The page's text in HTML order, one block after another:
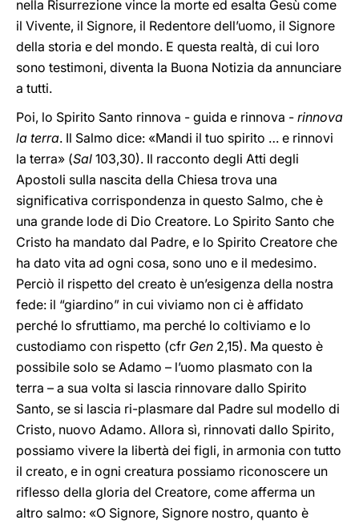
nella Risurrezione vince la morte ed esalta Gesù come
il Vivente, il Signore, il Redentore dell’uomo, il Signore
della storia e del mondo. E questa realtà, di cui loro
sono testimoni, diventa la Buona Notizia da annunciare
a tutti.
Poi, lo Spirito Santo rinnova - guida e rinnova - rinnova
la terra. Il Salmo dice: «Mandi il tuo spirito … e rinnovi
la terra» (Sal 103,30). Il racconto degli Atti degli
Apostoli sulla nascita della Chiesa trova una
significativa corrispondenza in questo Salmo, che è
una grande lode di Dio Creatore. Lo Spirito Santo che
Cristo ha mandato dal Padre, e lo Spirito Creatore che
ha dato vita ad ogni cosa, sono uno e il medesimo.
Perciò il rispetto del creato è un’esigenza della nostra
fede: il “giardino” in cui viviamo non ci è affidato
perché lo sfruttiamo, ma perché lo coltiviamo e lo
custodiamo con rispetto (cfr Gen 2,15). Ma questo è
possibile solo se Adamo – l’uomo plasmato con la
terra – a sua volta si lascia rinnovare dallo Spirito
Santo, se si lascia ri-plasmare dal Padre sul modello di
Cristo, nuovo Adamo. Allora sì, rinnovati dallo Spirito,
possiamo vivere la libertà dei figli, in armonia con tutto
il creato, e in ogni creatura possiamo riconoscere un
riflesso della gloria del Creatore, come afferma un
altro salmo: «O Signore, Signore nostro, quanto è